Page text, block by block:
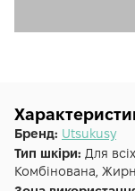
Бренд: Utsukusy
Тип шкіри: Для
Комбінована,